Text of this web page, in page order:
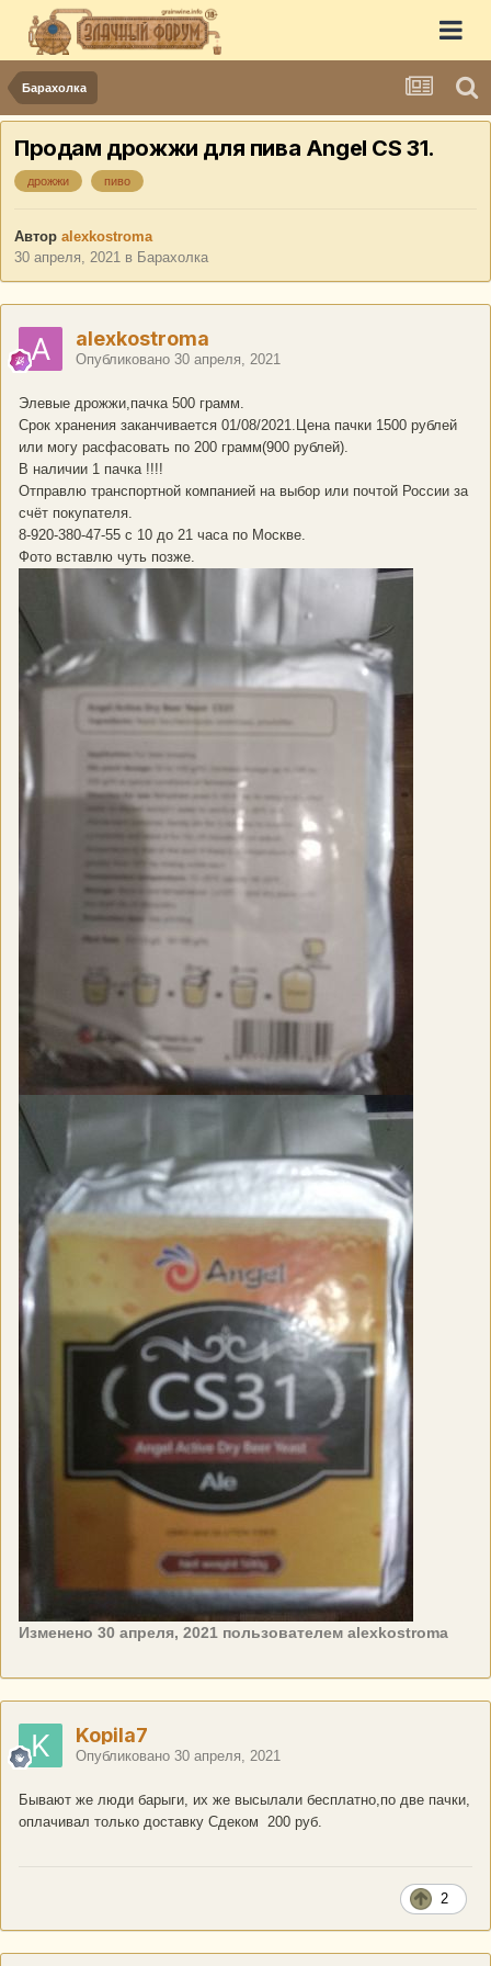
Барахолка
Продам дрожжи для пива Angel CS 31.
дрожжи пиво
Автор alexkostroma
30 апреля, 2021 в Барахолка
alexkostroma
Опубликовано 30 апреля, 2021
Элевые дрожжи,пачка 500 грамм.
Срок хранения заканчивается 01/08/2021.Цена пачки 1500 рублей
или могу расфасовать по 200 грамм(900 рублей).
В наличии 1 пачка !!!!
Отправлю транспортной компанией на выбор или почтой России за
счёт покупателя.
8-920-380-47-55 с 10 до 21 часа по Москве.
Фото вставлю чуть позже.
Изменено 30 апреля, 2021 пользователем alexkostroma
Kopila7
Опубликовано 30 апреля, 2021
Бывают же люди барыги, их же высылали бесплатно,по две пачки,
оплачивал только доставку Сдеком 200 руб.
2